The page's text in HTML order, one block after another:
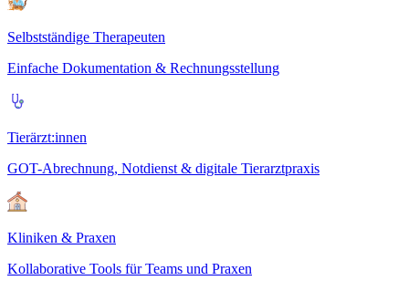
Selbstständige Therapeuten
Einfache Dokumentation & Rechnungsstellung
Tierärzt:innen
GOT-Abrechnung, Notdienst & digitale Tierarztpraxis
Kliniken & Praxen
Kollaborative Tools für Teams und Praxen